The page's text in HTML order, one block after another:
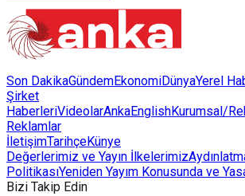
Son DakikaGündemEkonomiDünyaYerel
Şirket
HaberleriVideolarAnkaEnglishKurumsal/
Reklamlar
İletişimTarihçeKünye
Değerlerimiz ve Yayın İlkelerimiz
PolitikasıYeniden Yayım Konusunda ve
Bizi Takip Edin